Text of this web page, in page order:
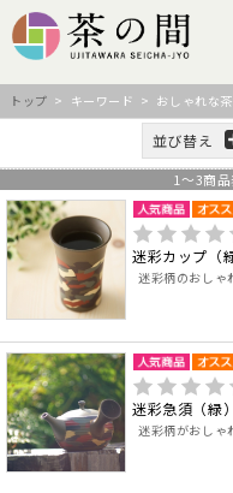
トップ > キーワード > おしゃれな茶
並び替え
1 ～3商
迷彩カップ（
迷彩柄のおし
迷彩急須（緑）
迷彩柄がおし